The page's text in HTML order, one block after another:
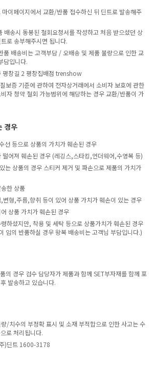
이페이지에서 교환/반품 접수하신 뒤 딘트로 발송해주
배송시 동봉된 철회요청서를 작성하고 처음 받으셨던 상
로 송부해주시면 됩니다.
품 배송비는 고객부담 / 오배송 및 제품 불량으로 인한 교
담입니다.
평창길 2 평창집배점 trenshow
보증 기준에 관하여 전자상거래에서 소비자 보호에 관한
자 청약 철회 가능범위에 해당하는 경우 교환/반품이 가
경우
선 등으로 상품의 가치가 훼손된 경우
떨어져 훼손된 경우 (레깅스,스타킹,언더웨어,수영복 등)
는 상품의 경우 스티커 제거 및 파손으로 제품의 가치가
한 상품
변형,주름,향취 등이 있어 상품 가치가 훼손이 있는 경우
상품 가치가 훼손된 경우
하셨지만, 착용 및 세탁 등으로 상품가치가 훼손된 경우
임의 반품하실 경우 왕복 배송비는 고객님 부담입니다.)
의 경우 검수 담당자가 제품과 함께 SET부자재를 함께 포
발송하고 있습니다.
/치수의 부정확 표시 및 소재 부적합으로 인한 사고는 수
로 처리됩니다.
)딘트 1600-3178